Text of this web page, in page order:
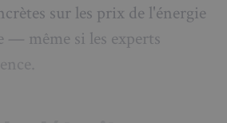
sur les prix de l'énergie
— même si les experts